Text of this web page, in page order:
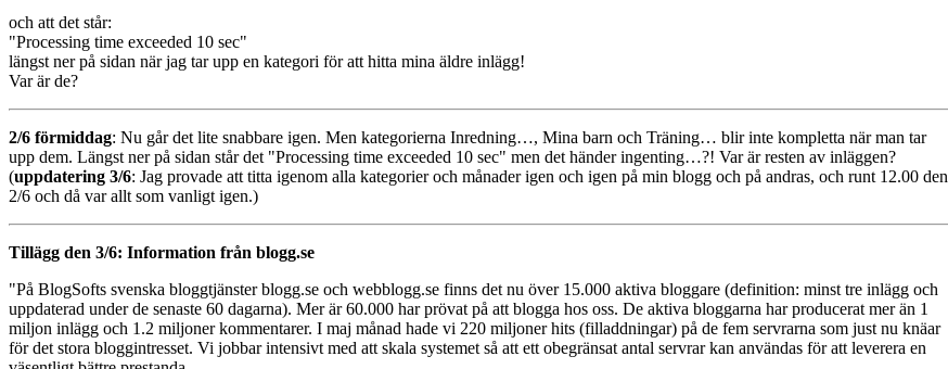
och att det står:
"Processing time exceeded 10 sec"
längst ner på sidan när jag tar upp en kategori för att hitta mina äldre inlägg!
Var är de?
2/6 förmiddag: Nu går det lite snabbare igen. Men kategorierna Inredning…, Mina barn och Träning… blir inte kompletta när man tar
upp dem. Längst ner på sidan står det "Processing time exceeded 10 sec" men det händer ingenting…?! Var är resten av inläggen?
(uppdatering 3/6: Jag provade att titta igenom alla kategorier och månader igen och igen på min blogg och på andras, och runt 12.00 den
2/6 och då var allt som vanligt igen.)
Tillägg den 3/6: Information från blogg.se
"På BlogSofts svenska bloggtjänster blogg.se och webblogg.se finns det nu över 15.000 aktiva bloggare (definition: minst tre inlägg och
uppdaterad under de senaste 60 dagarna). Mer är 60.000 har prövat på att blogga hos oss. De aktiva bloggarna har producerat mer än 1
miljon inlägg och 1.2 miljoner kommentarer. I maj månad hade vi 220 miljoner hits (filladdningar) på de fem servrarna som just nu knäar
för det stora bloggintresset. Vi jobbar intensivt med att skala systemet så att ett obegränsat antal servrar kan användas för att leverera en